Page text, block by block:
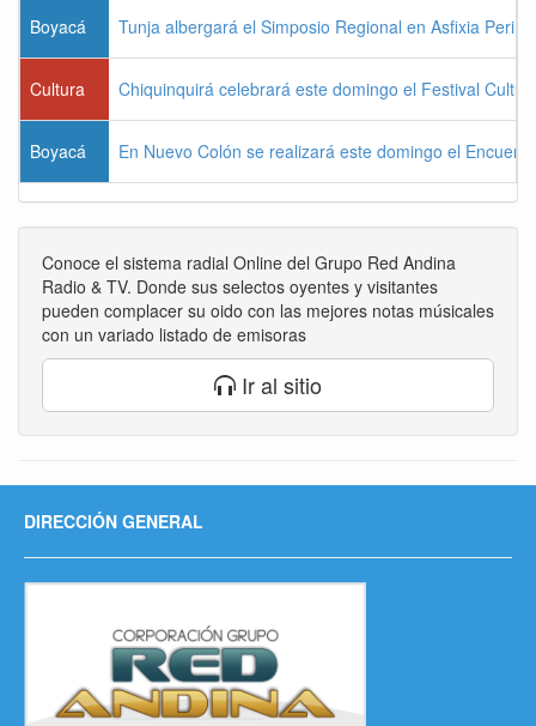
Boyacá Tunja albergará el Simposio Regional en Asfixia
Cultura Chiquinquirá celebrará este domingo el Festival
Boyacá En Nuevo Colón se realizará este domingo el
Conoce el sistema radial Online del Grupo Red Andina
Radio & TV. Donde sus selectos oyentes y visitantes
pueden complacer su oido con las mejores notas músicales
con un variado listado de emisoras
Ir al sitio
DIRECCIÓN GENERAL